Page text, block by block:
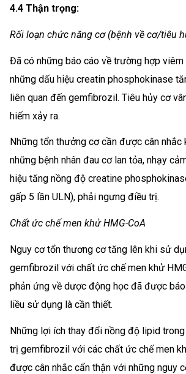
4.4 Thận trọng:
Rối loạn chức năng cơ (bệnh về cơ/tiêu
Đã có những báo cáo về trường hợp viêm
những dấu hiệu creatin phosphokinase
liên quan đến gemfibrozil. Tiêu hủy cơ
hiếm xảy ra.
Những tổn thưởng cơ cần được cân
những bệnh nhân đau cơ lan tỏa, nhạy
hiệu tăng nồng độ creatine
gấp 5 lần ULN), phải ngưng điều trị.
Chất ức chế men khử HMG-CoA
Nguy cơ tổn thương cơ tăng lên khi sử
gemfibrozil với chất ức chế men khử
phản ứng về dược động học đã được
liều sử dụng là cần thiết.
Những lợi ích thay đổi nồng độ lipid
trị gemfibrozil với các chất ức chế men
được cân nhắc cẩn thận với những nguy